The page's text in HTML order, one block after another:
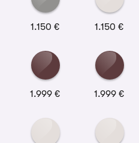
1.150 € 1.150 €
1.999 € 1.999 €